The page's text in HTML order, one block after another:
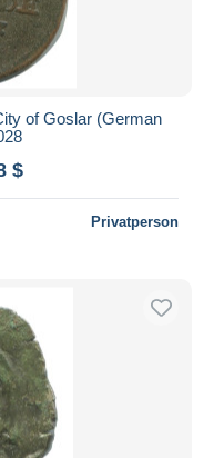
of Goslar (German
$
Privatperson